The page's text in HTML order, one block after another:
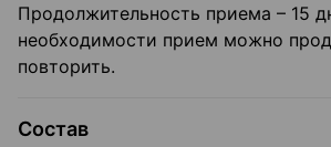
Продолжительность приема – 15
необходимости прием можно
повторить.
Состав